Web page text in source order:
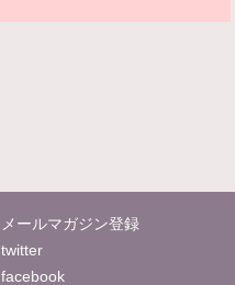
メールマガジン登録
twitter
facebook